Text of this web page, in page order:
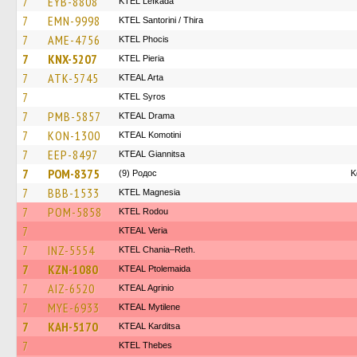
7 EMN-9998 KTEL Santorini / Thira
7 AME-4756 ΚΤΕL Phocis
7 KNX-5207 KTEL Pieria
7 ATK-5745 KTEAL Arta
7 KTEL Syros
7 PMB-5857 KTEAL Drama
7 KON-1300 KTEAL Komotini
7 EEP-8497 KTEAL Giannitsa
7 POM-8375 (9) Родос
7 BBB-1533 ΚΤΕL Magnesia
7 POM-5858 ΚΤΕL Rodou
7 KTEAL Veria
7 INZ-5554 KTEL Chania–Reth.
7 KZN-1080 KTEAL Ptolemaida
7 AIZ-6520 KTEAL Agrinio
7 MYE-6933 KTEAL Mytilene
7 KAH-5170 KTEAL Karditsa
7 KTEL Thebes